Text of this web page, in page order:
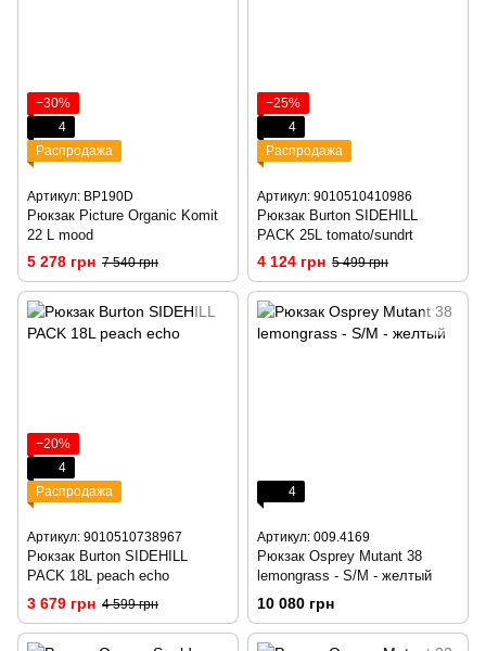
−30%
4
Распродажа
Артикул: BP190D
Рюкзак Picture Organic Komit
22 L mood
5 278 грн 7 540 грн
−25%
4
Распродажа
Артикул: 9010510410986
Рюкзак Burton SIDEHILL
PACK 25L tomato/sundrt
4 124 грн 5 499 грн
−20%
4
Распродажа
Артикул: 9010510738967
Рюкзак Burton SIDEHILL
PACK 18L peach echo
3 679 грн 4 599 грн
4
Артикул: 009.4169
Рюкзак Osprey Mutant 38
lemongrass - S/M - желтый
10 080 грн